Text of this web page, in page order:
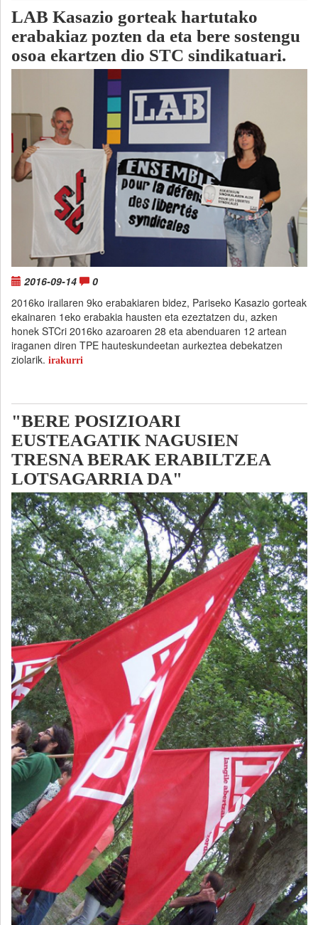
LAB Kasazio gorteak hartutako
erabakiaz pozten da eta bere sostengu
osoa ekartzen dio STC sindikatuari.
2016-09-14
0
2016ko irailaren 9ko erabakiaren bidez, Pariseko Kasazio gorteak
ekainaren 1eko erabakia hausten eta ezeztatzen du, azken
honek STCri 2016ko azaroaren 28 eta abenduaren 12 artean
iraganen diren TPE hauteskundeetan aurkeztea debekatzen
ziolarik. irakurri
"BERE POSIZIOARI
EUSTEAGATIK NAGUSIEN
TRESNA BERAK ERABILTZEA
LOTSAGARRIA DA"